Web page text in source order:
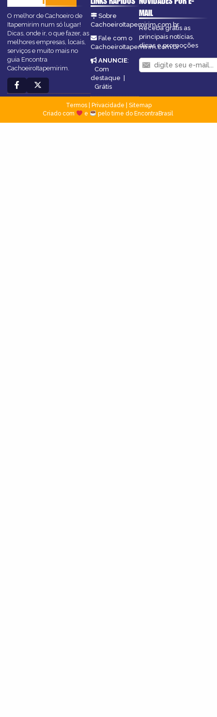
O melhor de Cachoeiro de
Itapemirim num só lugar!
Dicas, onde ir, o que fazer, as
melhores empresas, locais,
serviços e muito mais no
guia Encontra
CachoeiroItapemirim.
Sobre
CachoeiroItapemirim.com.br
Fale com o
CachoeiroItapemirim.com.br
ANUNCIE:
Com
destaque |
Grátis
MAIL
Receba grátis as
principais notícias,
dicas e promoções
Termos| Privacidade
Sitemap
Criado com
e pelo time do EncontraBrasil